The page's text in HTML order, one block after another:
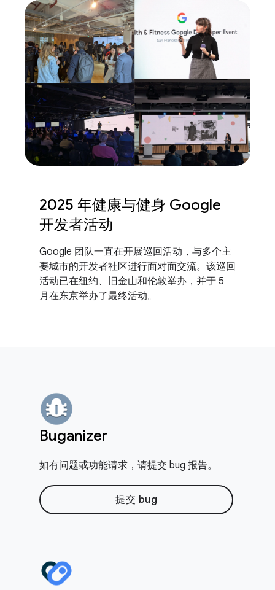
2025 年健康与健身 Google
开发者活动
Google 团队一直在开展巡回活动，与多个主
要城市的开发者社区进行面对面交流。该巡回
活动已在纽约、旧金山和伦敦举办，并于 5
月在东京举办了最终活动。
Buganizer
如有问题或功能请求，请提交 bug 报告。
提交 bug